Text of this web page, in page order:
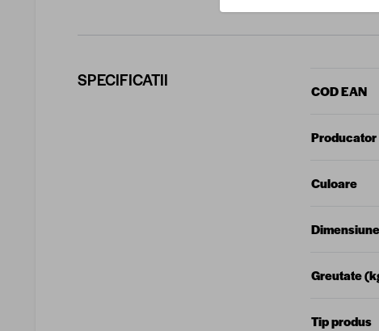
SPECIFICATII
COD EAN
Producator
Culoare
Dimensiune
Greutate
Tip produs